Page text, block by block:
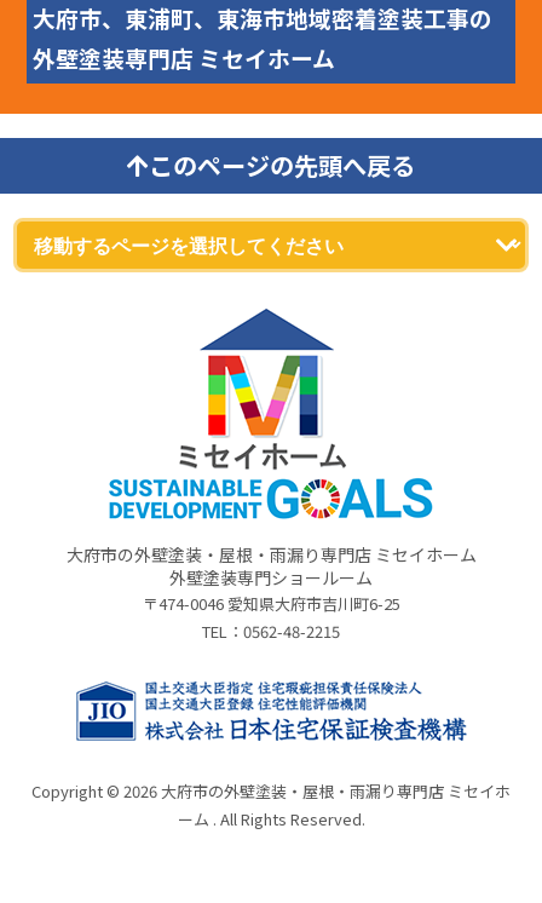
大府市、東浦町、東海市地域密着塗装工事の
外壁塗装専門店 ミセイホーム
このページの先頭へ戻る
大府市の外壁塗装・屋根・雨漏り専門店 ミセイホーム
外壁塗装専門ショールーム
〒474-0046 愛知県大府市吉川町6-25
TEL： 0562-48-2215
Copyright © 2026 大府市の外壁塗装・屋根・雨漏り専門店 ミセイホ
ーム . All Rights Reserved.